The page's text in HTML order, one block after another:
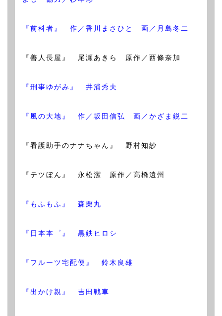
『前科者』 作／香川まさひと 画／月島冬二
『善人長屋』 尾瀬あきら 原作／西條奈加
『刑事ゆがみ』 井浦秀夫
『風の大地』 作／坂田信弘 画／かざま鋭二
『看護助手のナナちゃん』 野村知紗
『テツぼん』 永松潔 原作／高橋遠州
『もふもふ』 森栗丸
『日本本゜』 黒鉄ヒロシ
『フルーツ宅配便』 鈴木良雄
『出かけ親』 吉田戦車